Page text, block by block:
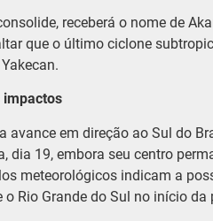
receberá o nome de
que o último ciclone
impactos
avance em direção ao Sul do
dia 19, embora seu centro
meteorológicos indicam a
o Rio Grande do Sul no início